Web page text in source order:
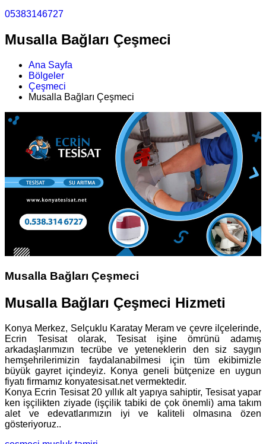
05383146727
Musalla Bağları Çeşmeci
Ana Sayfa
Bölgeler
Çeşmeci
Musalla Bağları Çeşmeci
Musalla Bağları Çeşmeci
Musalla Bağları Çeşmeci Hizmeti
Konya Merkez, Selçuklu Karatay Meram ve çevre ilçelerinde,
Ecrin Tesisat olarak, Tesisat işine ömrünü adamış
arkadaşlarımızın tecrübe ve yeteneklerin den siz saygın
hemşehrilerimizin faydalanabilmesi için tüm ekibimizle
büyük gayret içindeyiz. Konya geneli bütçenize en uygun
fiyatı firmamız konyatesisat.net vermektedir.
Konya Ecrin Tesisat 20 yıllık alt yapıya sahiptir, Tesisat yapar
ken işçilikten ziyade (işçilik tabiki de çok önemli) ama takım
alet ve edevatlarımızın iyi ve kaliteli olmasına özen
gösteriyoruz..